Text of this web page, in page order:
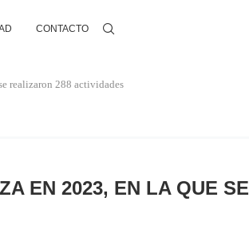
CONTACTO
realizaron 288 actividades
EN 2023, EN LA QUE SE